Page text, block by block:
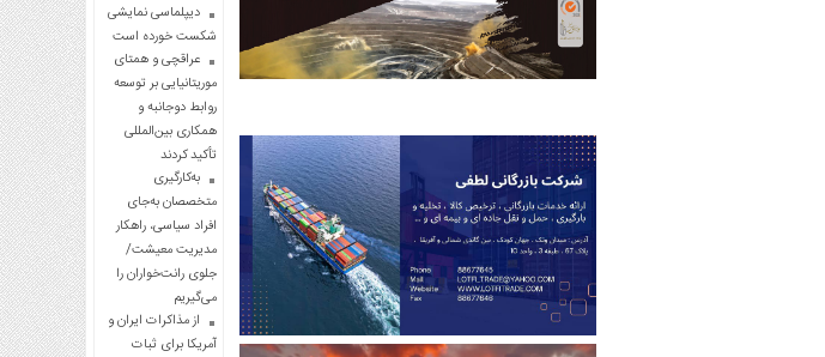
دیپلماسی نمایشی
شکست خورده است
عراقچی و همتای
موریتانیایی بر توسعه
روابط دوجانبه و
همکاری بین‌المللی
تأکید کردند
به‌کارگیری
متخصصان به‌جای
افراد سیاسی، راهکار
مدیریت معیشت/
جلوی رانت‌خواران را
می‌گیریم
از مذاکرات ایران و
آمریکا برای ثبات